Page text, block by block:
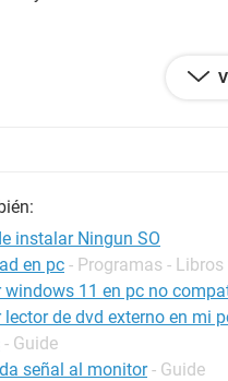
instalar Ningun SO
en pc - Programas -
windows 11 en pc no
de dvd externo en mi
- Guide
señal al monitor - Guide